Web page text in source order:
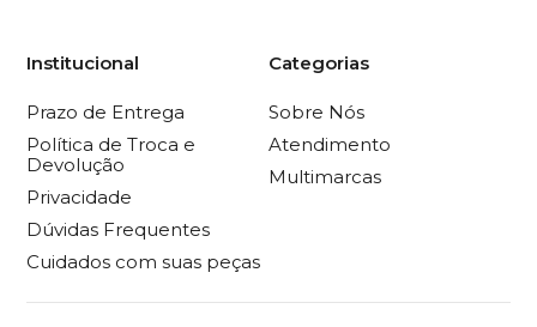
Institucional
Prazo de Entrega
Política de Troca e
Devolução
Privacidade
Dúvidas Frequentes
Cuidados com suas peças
Categorias
Sobre Nós
Atendimento
Multimarcas